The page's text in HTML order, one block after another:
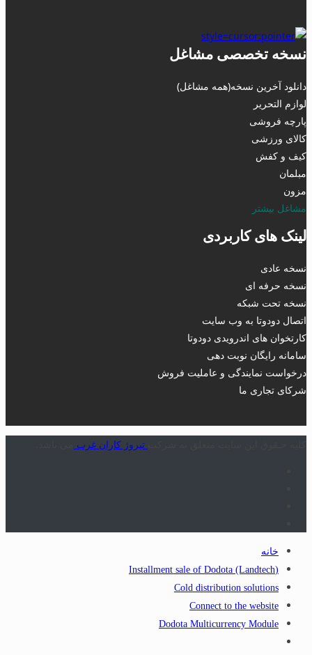
نسخه تخصصی مشاغل
دانلود آخرین نسخه(همه مشاغل)
لوازم التحریر
پارچه فروشی
کالای ورزشی
کیف و کفش
مبلمان
مزون
مشاغل بیشتر
لینک های کاربردی
نسخه عادی
نسخه حرفه ای
نسخه تحت شبکه
اتصال دودوتا به وب سایت
کارتخوان های اندرویدی دودوتا
سامانه رایگان نوبت دهی
درخواست نمایندگی و عاملیت فروش
شرکای تجاری ما
تیروژ کاران غرب
خانه
(Installment sale of Dodota (Landtech
Cold distribution solutions
Connect to the website
Dodota Multicurrency Module